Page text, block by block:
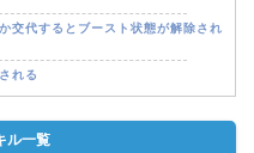
交代するとブースト状態が解除され
れる
ル一覧